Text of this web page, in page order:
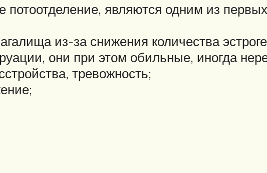
потоотделение, являются одним из
из-за снижения количества
они при этом обильные, иногда
тревожность;